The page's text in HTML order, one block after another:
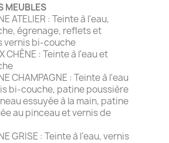
MEUBLES
ATELIER : Teinte à l'eau,
égrenage, reflets et
vernis bi-couche
CHÊNE : Teinte à l'eau et
CHAMPAGNE : Teinte à l'eau
bi-couche, patine poussière
essuyée à la main, patine
au pinceau et vernis de
GRISE : Teinte à l'eau, vernis